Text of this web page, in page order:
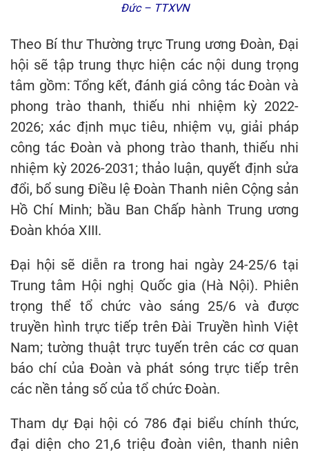
Đức – TTXVN
Theo Bí thư Thường trực Trung ương Đoàn, Đại
hội sẽ tập trung thực hiện các nội dung trọng
tâm gồm: Tổng kết, đánh giá công tác Đoàn và
phong trào thanh, thiếu nhi nhiệm kỳ 2022-
2026; xác định mục tiêu, nhiệm vụ, giải pháp
công tác Đoàn và phong trào thanh, thiếu nhi
nhiệm kỳ 2026-2031; thảo luận, quyết định sửa
đổi, bổ sung Điều lệ Đoàn Thanh niên Cộng sản
Hồ Chí Minh; bầu Ban Chấp hành Trung ương
Đoàn khóa XIII.
Đại hội sẽ diễn ra trong hai ngày 24-25/6 tại
Trung tâm Hội nghị Quốc gia (Hà Nội). Phiên
trọng thể tổ chức vào sáng 25/6 và được
truyền hình trực tiếp trên Đài Truyền hình Việt
Nam; tường thuật trực tuyến trên các cơ quan
báo chí của Đoàn và phát sóng trực tiếp trên
các nền tảng số của tổ chức Đoàn.
Tham dự Đại hội có 786 đại biểu chính thức,
đại diện cho 21,6 triệu đoàn viên, thanh niên